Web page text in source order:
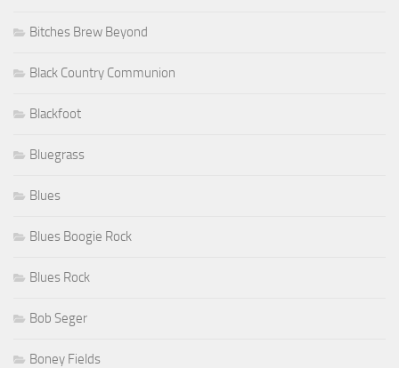
Bitches Brew Beyond
Black Country Communion
Blackfoot
Bluegrass
Blues
Blues Boogie Rock
Blues Rock
Bob Seger
Boney Fields